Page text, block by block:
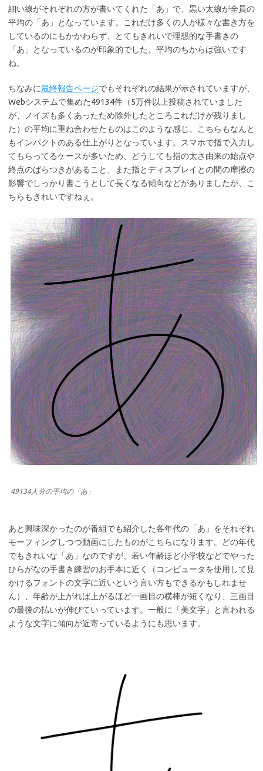
細い線がそれぞれの方が書いてくれた「あ」で、黒い太線が全員の
平均の「あ」となっています。これだけ多くの人が様々な書き方を
しているのにもかかわらず、とてもきれいで理想的な手書きの
「あ」となっているのが印象的でした。平均のちからは強いです
ね。
ちなみに最終報告ページでもそれぞれの結果が示されていますが、
Webシステムで集めた49134件（5万件以上投稿されていました
が、ノイズも多くあったため除外したところこれだけが残りまし
た）の平均に重ね合わせたものはこのような感じ。こちらもなんと
もインパクトのある仕上がりとなっています。スマホで指で入力し
てもらってるケースが多いため、どうしても指の太さ由来の始点や
終点のばらつきがあること、また指とディスプレイとの間の摩擦の
影響でしっかり書こうとして長くなる傾向などがありましたが、こ
ちらもきれいですねぇ。
49134人分の平均の「あ」
あと興味深かったのが番組でも紹介した各年代の「あ」をそれぞれ
モーフィングしつつ動画にしたものがこちらになります。どの年代
でもきれいな「あ」なのですが、若い年齢ほど小学校などでやった
ひらがなの手書き練習のお手本に近く（コンピュータを使用して見
かけるフォントの文字に近いという言い方もできるかもしれませ
ん）、年齢が上がれば上がるほど一画目の横棒が短くなり、三画目
の最後の払いが伸びていっています。一般に「美文字」と言われる
ような文字に傾向が近寄っているようにも思います。